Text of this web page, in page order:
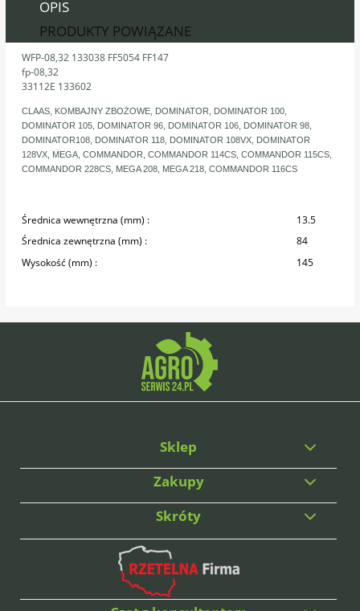
OPIS
PRODUKTY POWIĄZANE
WFP-08,32 133038 FF5054 FF147
fp-08,32
33112E 133602
CLAAS, KOMBAJNY ZBOŻOWE, DOMINATOR, DOMINATOR 100,
DOMINATOR 105, DOMINATOR 96, DOMINATOR 106, DOMINATOR 98,
DOMINATOR108, DOMINATOR 118, DOMINATOR 108VX, DOMINATOR
128VX, MEGA, COMMANDOR, COMMANDOR 114CS, COMMANDOR 115CS,
COMMANDOR 228CS, MEGA 208, MEGA 218, COMMANDOR 116CS
Średnica wewnętrzna (mm) :
13.5
Średnica zewnętrzna (mm) :
84
Wysokość (mm) :
145
Sklep
Zakupy
Skróty